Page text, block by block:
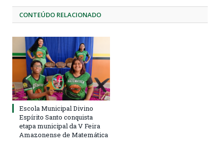
CONTEÚDO RELACIONADO
Escola Municipal Divino
Espírito Santo conquista
etapa municipal da V Feira
Amazonense de Matemática